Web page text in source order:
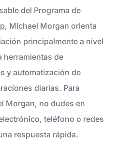
del Programa de
Michael Morgan orienta
principalmente a nivel
herramientas de
y automatización de
diarias. Para
Morgan, no dudes en
teléfono o redes
respuesta rápida.